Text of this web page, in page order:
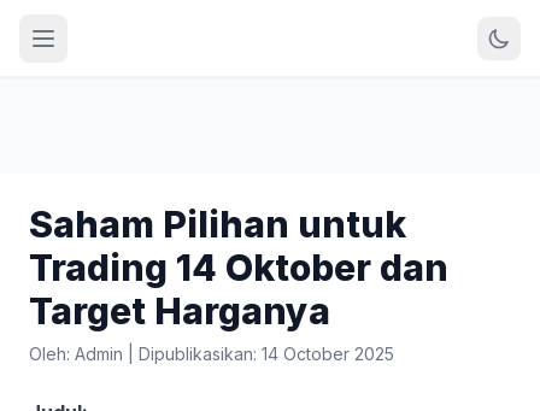
Saham Pilihan untuk
Trading 14 Oktober dan
Target Harganya
Oleh: Admin Dipublikasikan: 14 October 2025